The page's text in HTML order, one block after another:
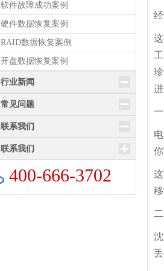
软件故障成功案例
硬件数据恢复案例
RAID数据恢复案例
开盘数据恢复案例
行业新闻
常见问题
联系我们
联系我们
400-666-3702